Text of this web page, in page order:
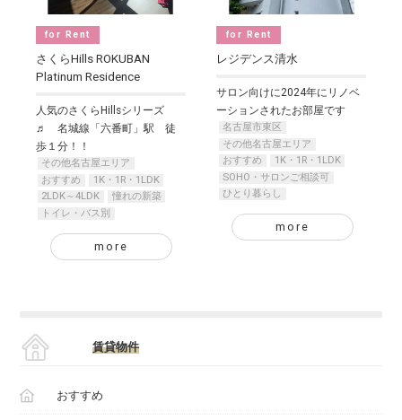
for Rent
さくらHills ROKUBAN
Platinum Residence
人気のさくらHillsシリーズ
♬ 名城線「六番町」駅 徒
歩１分！！
その他名古屋エリア
おすすめ
1K・1R・1LDK
2LDK～4LDK
憧れの新築
トイレ・バス別
more
for Rent
レジデンス清水
サロン向けに2024年にリノベ
ーションされたお部屋です
名古屋市東区
その他名古屋エリア
おすすめ
1K・1R・1LDK
SOHO・サロンご相談可
ひとり暮らし
more
賃貸物件
おすすめ